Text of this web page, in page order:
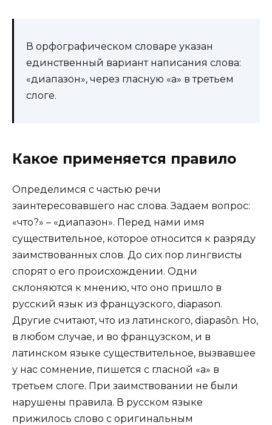
В орфографическом словаре указан
единственный вариант написания слова:
«диапазон», через гласную «а» в третьем
слоге.
Какое применяется правило
Определимся с частью речи
заинтересовавшего нас слова. Задаем вопрос:
«что?» – «диапазон». Перед нами имя
существительное, которое относится к разряду
заимствованных слов. До сих пор лингвисты
спорят о его происхождении. Одни
склоняются к мнению, что оно пришло в
русский язык из французского, diapason.
Другие считают, что из латинского, diapasōn. Но,
в любом случае, и во французском, и в
латинском языке существительное, вызвавшее
у нас сомнение, пишется с гласной «а» в
третьем слоге. При заимствовании не были
нарушены правила. В русском языке
прижилось слово с оригинальным